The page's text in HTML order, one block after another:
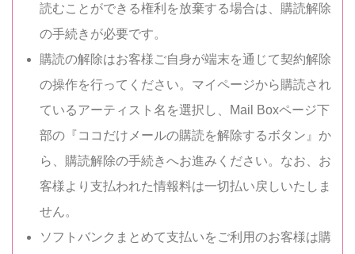
読むことができる権利を放棄する場合は、購読解除
の手続きが必要です。
購読の解除はお客様ご自身が端末を通じて契約解除
の操作を行ってください。マイページから購読され
ているアーティスト名を選択し、Mail Boxページ下
部の『ココだけメールの購読を解除するボタン』か
ら、購読解除の手続きへお進みください。なお、お
客様より支払われた情報料は一切払い戻しいたしま
せん。
ソフトバンクまとめて支払いをご利用のお客様は購